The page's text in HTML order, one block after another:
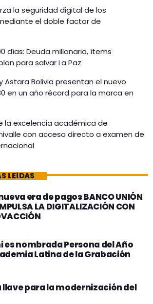
la seguridad digital de los
el doble factor de
días: Deuda millonaria, ítems
para salvar La Paz
Astara Bolivia presentan el nuevo
en un año récord para la marca en
la excelencia académica de
con acceso directo a examen de
LEÍDAS
era de pagos BANCO UNIÓN
LA DIGITALIZACIÓN CON
es nombrada Persona del Año
Latina de la Grabación
llave para la modernización del